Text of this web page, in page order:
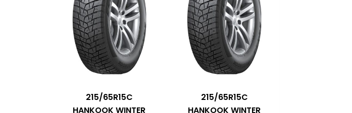
215/65R15C
HANKOOK WINTER
215/65R15C
HANKOOK WINTER